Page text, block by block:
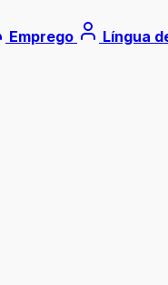
Emprego Língua